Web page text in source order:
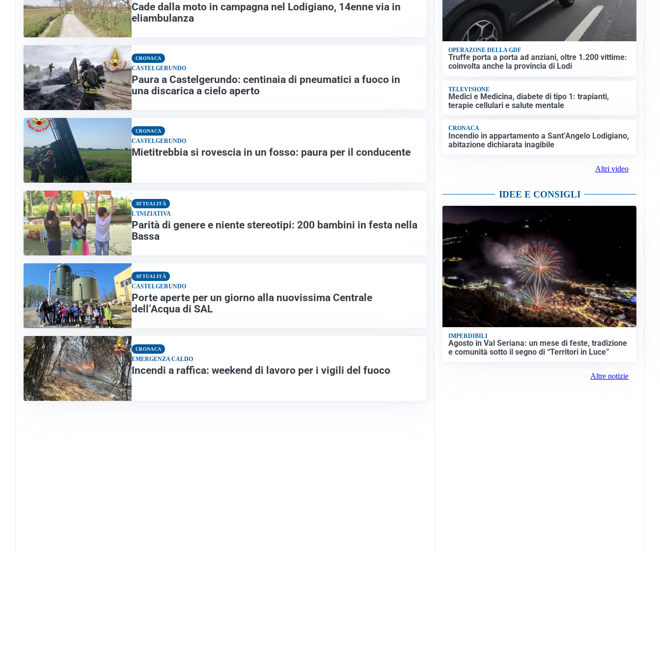
Cade dalla moto in campagna nel Lodigiano, 14enne via in
eliambulanza
CRONACA
CASTELGERUNDO
Paura a Castelgerundo: centinaia di pneumatici a fuoco in
una discarica a cielo aperto
CRONACA
CASTELGERUNDO
Mietitrebbia si rovescia in un fosso: paura per il conducente
ATTUALITÀ
L'INIZIATIVA
Parità di genere e niente stereotipi: 200 bambini in festa nella
Bassa
ATTUALITÀ
CASTELGERUNDO
Porte aperte per un giorno alla nuovissima Centrale
dell’Acqua di SAL
CRONACA
EMERGENZA CALDO
Incendi a raffica: weekend di lavoro per i vigili del fuoco
OPERAZONE DELLA GDF
Truffe porta a porta ad anziani, oltre 1.200 vittime:
coinvolta anche la provincia di Lodi
TELEVISIONE
Medici e Medicina, diabete di tipo 1: trapianti,
terapie cellulari e salute mentale
CRONACA
Incendio in appartamento a Sant’Angelo Lodigiano,
abitazione dichiarata inagibile
Altri video
IDEE E CONSIGLI
IMPERDIBILI
Agosto in Val Seriana: un mese di feste, tradizione
e comunità sotto il segno di “Territori in Luce”
Altre notizie